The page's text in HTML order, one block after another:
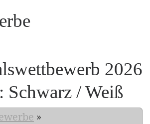
2026
Schwarz / Weiß
»